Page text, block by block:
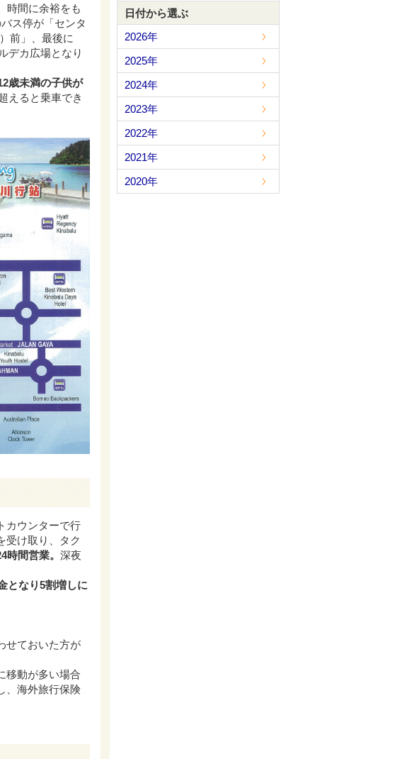
時間に余裕をも
ス停が「センタ
前」、最後に
デカ広場となり
歳未満の子供が
えると乗車でき
カウンターで行
受け取り、タク
間営業。 深夜
となり5割増しに
せておいた方が
移動が多い場合
、海外旅行保険
日付から選ぶ
2026年
2025年
2024年
2023年
2022年
2021年
2020年